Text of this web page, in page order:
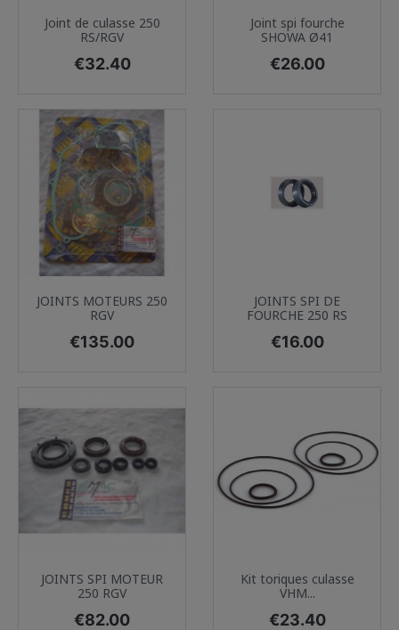
Joint de culasse 250
RS/RGV
Price
€32.40
Joint spi fourche
SHOWA Ø41
Price
€26.00
JOINTS MOTEURS 250
RGV
Price
€135.00
JOINTS SPI DE
FOURCHE 250 RS
Price
€16.00
JOINTS SPI MOTEUR
250 RGV
Price
€82.00
Kit toriques culasse
VHM...
Price
€23.40